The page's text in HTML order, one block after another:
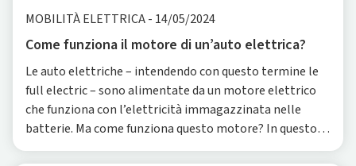
MOBILITÀ ELETTRICA- 14/05/2024
Come funziona il motore di un’auto elettrica?
Le auto elettriche – intendendo con questo termine le
full electric – sono alimentate da un motore elettrico
che funziona con l’elettricità immagazzinata nelle
batterie. Ma come funziona questo motore? In questo
articolo cerchiamo di fare chiarezza.